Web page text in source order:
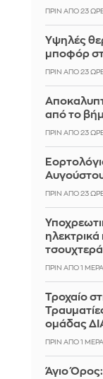
ΠΡΙΝ ΑΠΌ 23
Υψηλές
μποφόρ
ΠΡΙΝ ΑΠΌ 23
από το
ΠΡΙΝ ΑΠΌ 23
ΠΡΙΝ ΑΠΌ 23
ηλεκτρικά
ΠΡΙΝ ΑΠΌ 1 ΜΈΡΑ
Τροχαίο
ομάδας
ΠΡΙΝ ΑΠΌ 1 ΜΈΡΑ
Άγιο